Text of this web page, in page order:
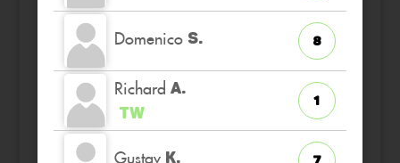
Domenico S. 8
Richard A.
TW
1
Gustav K.